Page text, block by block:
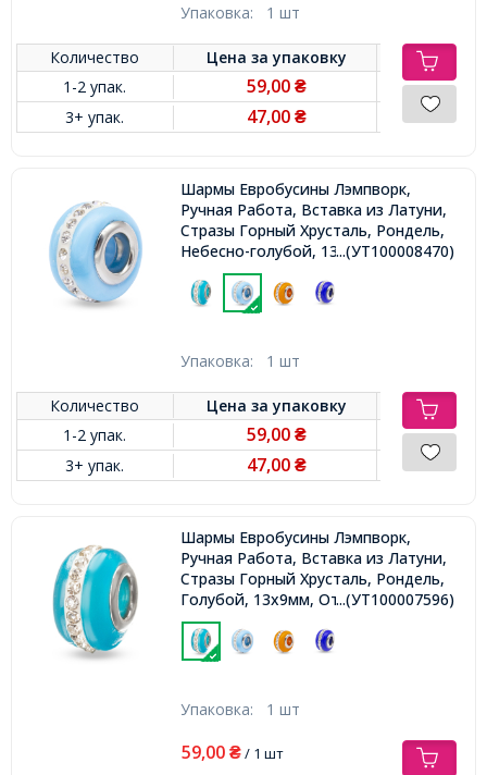
Упаковка: 1 шт
Количество Цена заупаковку
1-2 упак.
59,00₴
3+ упак. 47,00₴
Шармы Евробусины Лэмпворк,
Ручная Работа, Вставка из Латуни,
Стразы Горный Хрусталь, Рондель,
Небесно-голубой, 13х9мм, Отв-тие
...(УТ100008470)
Упаковка: 1 шт
Количество Цена заупаковку
1-2 упак.
59,00₴
3+ упак. 47,00₴
Шармы Евробусины Лэмпворк,
Ручная Работа, Вставка из Латуни,
Стразы Горный Хрусталь, Рондель,
Голубой, 13х9мм, Отв-тие 5мм,
...(УТ100007596)
Упаковка: 1 шт
59,00 ₴/ 1 шт